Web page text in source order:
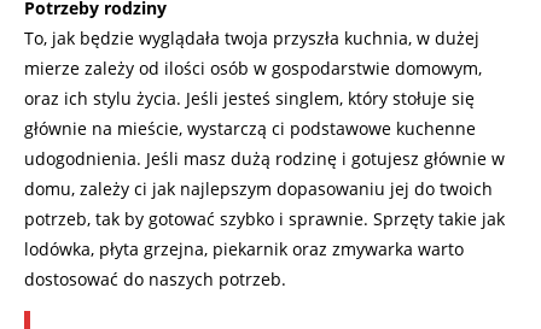
Potrzeby rodziny
To, jak będzie wyglądała twoja przyszła kuchnia, w dużej
mierze zależy od ilości osób w gospodarstwie domowym,
oraz ich stylu życia. Jeśli jesteś singlem, który stołuje się
głównie na mieście, wystarczą ci podstawowe kuchenne
udogodnienia. Jeśli masz dużą rodzinę i gotujesz głównie w
domu, zależy ci jak najlepszym dopasowaniu jej do twoich
potrzeb, tak by gotować szybko i sprawnie. Sprzęty takie jak
lodówka, płyta grzejna, piekarnik oraz zmywarka warto
dostosować do naszych potrzeb.